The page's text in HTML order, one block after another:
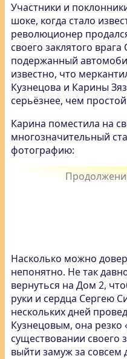
Участники и
шоке, когда стало
революционер
своего заклятого
подержанный
известно, что
Кузнецова и Карины
серьёзнее, чем
Карина поместила на
многозначительный
фотографию:
Насколько можно
непонятно. Не так
вернуться на Дом 2,
руки и сердца Сергею
нескольких дней
Кузнецовым, она резко
существовании своего
выйти замуж за совсем